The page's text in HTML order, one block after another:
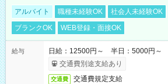
アルバイト 職種未経験OK 社会人未経験OK
ブランクOK
WEB登録・面接OK
給与
日給：12500円～ 半日：5000円～
交通費別途支給あり
交通費 交通費規定支給